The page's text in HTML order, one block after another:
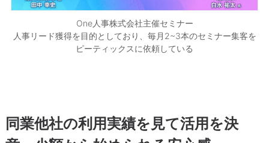
One人事株式会社主催セミナー
人事リード獲得を目的としており、毎月2~3本のセミナー集客を
ピーティックスに依頼している
同業他社の利用実績を見て活用を決